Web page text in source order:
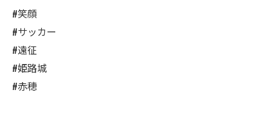
#笑顔
#サッカー
#遠征
#姫路城
#赤穂